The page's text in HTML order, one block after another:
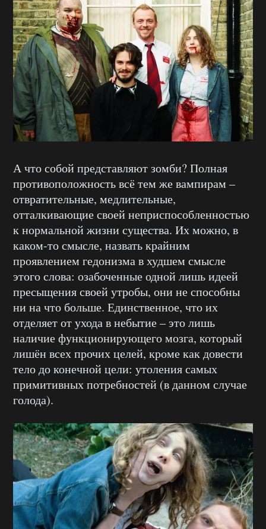
А что собой представляют зомби? Полная
противоположность всё тем же вампирам –
отвратительные, медлительные,
отталкивающие своей неприспособленностью
к нормальной жизни существа. Их можно, в
каком-то смысле, назвать крайним
проявлением гедонизма в худшем смысле
этого слова: озабоченные одной лишь идеей
пресыщения своей утробы, они не способны
ни на что больше. Единственное, что их
отделяет от ухода в небытие – это лишь
наличие функционирующего мозга, который
лишён всех прочих целей, кроме как довести
тело до конечной цели: утоления самых
примитивных потребностей (в данном случае
голода).